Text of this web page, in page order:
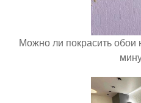
Можно ли покрасить обои